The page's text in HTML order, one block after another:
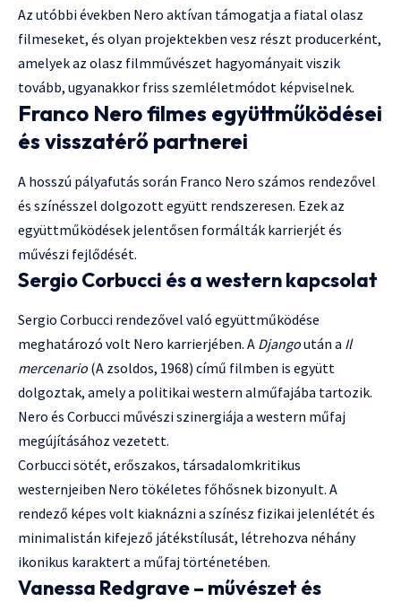
Az utóbbi években Nero aktívan támogatja a fiatal olasz
filmeseket, és olyan projektekben vesz részt producerként,
amelyek az olasz filmművészet hagyományait viszik
tovább, ugyanakkor friss szemléletmódot képviselnek.
Franco Nero filmes együttműködései
és visszatérő partnerei
A hosszú pályafutás során Franco Nero számos rendezővel
és színésszel dolgozott együtt rendszeresen. Ezek az
együttműködések jelentősen formálták karrierjét és
művészi fejlődését.
Sergio Corbucci és a western kapcsolat
Sergio Corbucci rendezővel való együttműködése
meghatározó volt Nero karrierjében. A Djangoután a Il
mercenario (A zsoldos, 1968) című filmben is együtt
dolgoztak, amely a politikai western alműfajába tartozik.
Nero és Corbucci művészi szinergiája a western műfaj
megújításához vezetett.
Corbucci sötét, erőszakos, társadalomkritikus
westernjeiben Nero tökéletes főhősnek bizonyult. A
rendező képes volt kiaknázni a színész fizikai jelenlétét és
minimalistán kifejező játékstílusát, létrehozva néhány
ikonikus karaktert a műfaj történetében.
Vanessa Redgrave – művészet és